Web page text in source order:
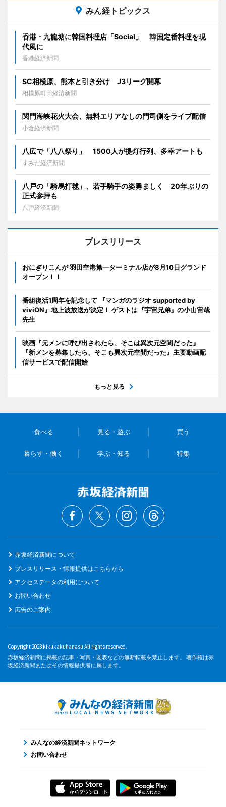
みん経トピックス
香港・九龍塘に韓国料理店「Social」 韓国定番料理を現
代風に
香港経済新聞
SC相模原、熊本と引き分け J3リーグ開幕
相模原町田経済新聞
関門海峡花火大会、無料エリアなしの門司側をライブ配信
小倉経済新聞
八広で「八八祭り」 1500人が提灯行列、多幸アートも
すみだ経済新聞
八戸の「騎馬打毬」、若手騎手の姿勇ましく 20年ぶりの
正式参拝も
八戸経済新聞
プレスリリース
おにぎりこんが 羽田空港第一ターミナル店が8月10日グランド
オープン！！
番組復活1周年を記念して 『マンガのラジオ supported by
viviON』地上波放送が決定！ ゲストは『宇宙兄弟』の小山宙哉
先生
映画『元メンに呼び出されたら、そこは異次元空間だった』
『新メンを募集したら、そこも異次元空間だった』主要動画配
信サービスで配信開始
もっと見る
食べる 見る・遊ぶ 買う
暮らす・働く 学ぶ・知る 特集
赤坂経済新聞について
プレスリリース・情報提供はこちらから
アクセスデータの利用について
お問い合わせ
広告のご案内
Copyright 2023 kikukakuhanasu All rights reserved.
赤坂経済新聞に掲載の記事・写真・図表などの無断転載を禁止します。 著作権は赤
坂経済新聞またはその情報提供者に属します。
みんなの経済新聞ネットワーク
お問い合わせ